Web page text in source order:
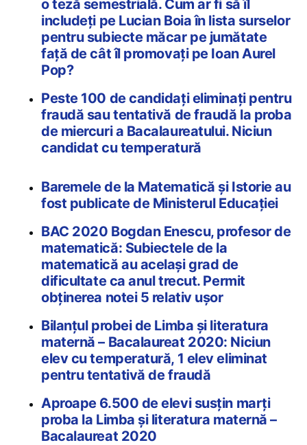
o teză semestrială. Cum ar fi să îl
includeți pe Lucian Boia în lista surselor
pentru subiecte măcar pe jumătate
față de cât îl promovați pe Ioan Aurel
Pop?
Peste 100 de candidați eliminați pentru
fraudă sau tentativă de fraudă la proba
de miercuri a Bacalaureatului. Niciun
candidat cu temperatură
Baremele de la Matematică și Istorie au
fost publicate de Ministerul Educației
BAC 2020 Bogdan Enescu, profesor de
matematică: Subiectele de la
matematică au același grad de
dificultate ca anul trecut. Permit
obținerea notei 5 relativ ușor
Bilanțul probei de Limba și literatura
maternă – Bacalaureat 2020: Niciun
elev cu temperatură, 1 elev eliminat
pentru tentativă de fraudă
Aproape 6.500 de elevi susțin marți
proba la Limba și literatura maternă –
Bacalaureat 2020